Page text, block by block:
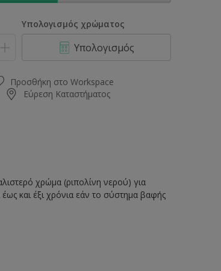
Υπολογισμός χρώματος
Υπολογισμός
Προσθήκη στο Workspace
Εύρεση Καταστήματος
χρώμα (ριπολίνη νερού) για
και έξι χρόνια εάν το σύστημα βαφής